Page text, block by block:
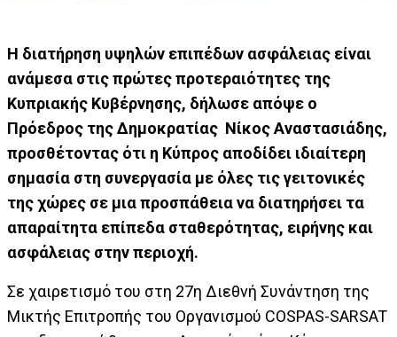
Η διατήρηση υψηλών επιπέδων ασφάλειας είναι
ανάμεσα στις πρώτες προτεραιότητες της
Κυπριακής Κυβέρνησης, δήλωσε απόψε ο
Πρόεδρος της Δημοκρατίας Νίκος Αναστασιάδης,
προσθέτοντας ότι η Κύπρος αποδίδει ιδιαίτερη
σημασία στη συνεργασία με όλες τις γειτονικές
της χώρες σε μια προσπάθεια να διατηρήσει τα
απαραίτητα επίπεδα σταθερότητας, ειρήνης και
ασφάλειας στην περιοχή.
Σε χαιρετισμό του στη 27η Διεθνή Συνάντηση της
Μικτής Επιτροπής του Οργανισμού COSPAS-SARSAT